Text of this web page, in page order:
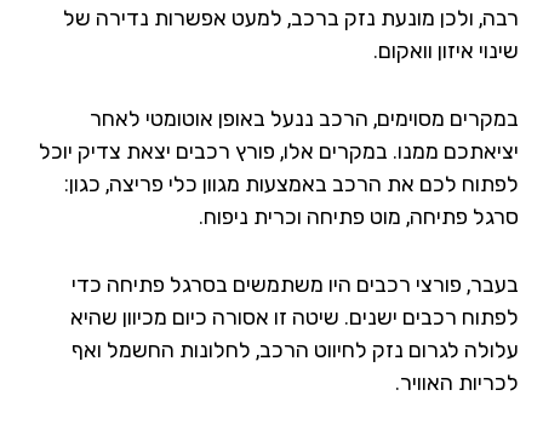
ולכן מונעת נזק ברכב, למעט אפשרות נדירה של
איזון וואקום.
מסוימים, הרכב ננעל באופן אוטומטי לאחר
ממנו. במקרים אלו, פורץ רכבים יצאת צדיק יוכל
לכם את הרכב באמצעות מגוון כלי פריצה, כגון:
פתיחה, מוט פתיחה וכרית ניפוח.
פורצי רכבים היו משתמשים בסרגל פתיחה כדי
רכבים ישנים. שיטה זו אסורה כיום מכיוון שהיא
לגרום נזק לחיווט הרכב, לחלונות החשמל ואף
האוויר.